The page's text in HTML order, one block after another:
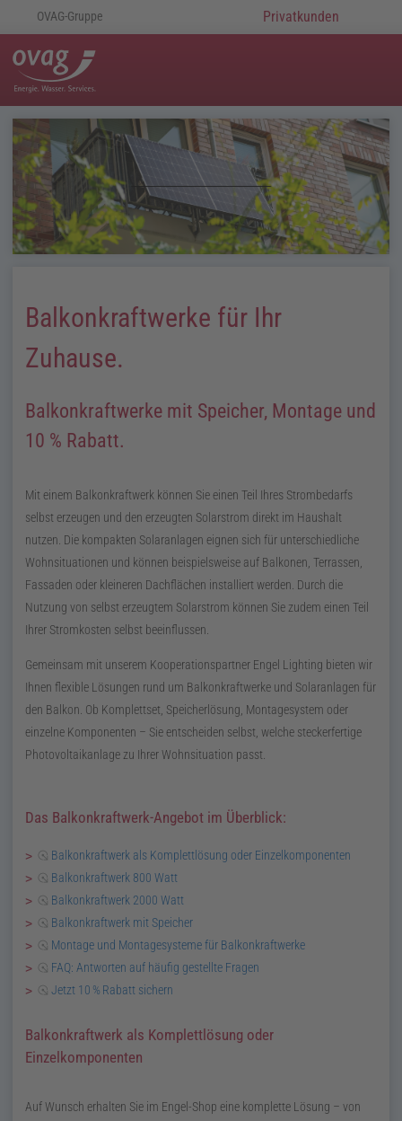
OVAG-Gruppe Privatkunden
Balkonkraftwerke für Ihr
Zuhause.
Balkonkraftwerke mit Speicher, Montage und
10 % Rabatt.
Mit einem Balkonkraftwerk können Sie einen Teil Ihres Strombedarfs
selbst erzeugen und den erzeugten Solarstrom direkt im Haushalt
nutzen. Die kompakten Solaranlagen eignen sich für unterschiedliche
Wohnsituationen und können beispielsweise auf Balkonen, Terrassen,
Fassaden oder kleineren Dachflächen installiert werden. Durch die
Nutzung von selbst erzeugtem Solarstrom können Sie zudem einen Teil
Ihrer Stromkosten selbst beeinflussen.
Gemeinsam mit unserem Kooperationspartner Engel Lighting bieten wir
Ihnen flexible Lösungen rund um Balkonkraftwerke und Solaranlagen für
den Balkon. Ob Komplettset, Speicherlösung, Montagesystem oder
einzelne Komponenten – Sie entscheiden selbst, welche steckerfertige
Photovoltaikanlage zu Ihrer Wohnsituation passt.
Das Balkonkraftwerk-Angebot im Überblick:
Balkonkraftwerk als Komplettlösung oder Einzelkomponenten
Balkonkraftwerk 800 Watt
Balkonkraftwerk 2000 Watt
Balkonkraftwerk mit Speicher
Montage und Montagesysteme für Balkonkraftwerke
FAQ: Antworten auf häufig gestellte Fragen
Jetzt 10 % Rabatt sichern
Balkonkraftwerk als Komplettlösung oder
Einzelkomponenten
Auf Wunsch erhalten Sie im Engel-Shop eine komplette Lösung – von